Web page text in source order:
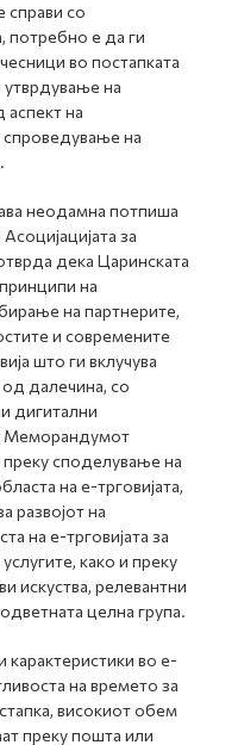
справи со
потребно е да ги
во постапката
утврдување на
аспект на
спроведување на
неодамна потпиша
за
дека Царинската
на
на партнерите,
и современите
што ги вклучува
далечина, со
дигитални
Меморандумот
преку споделување на
на е-трговијата,
развојот на
на е-трговијата за
како и преку
искуства, релевантни
целна група.
карактеристики во е-
на времето за
високиот обем
преку пошта или